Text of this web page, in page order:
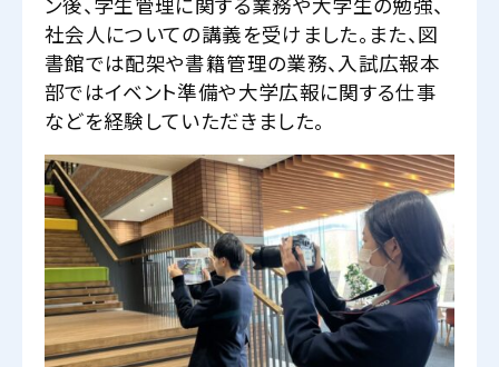
社会人についての講義を受けました。また、図
書館では配架や書籍管理の業務、入試広報本
部ではイベント準備や大学広報に関する仕事
などを経験していただきました。